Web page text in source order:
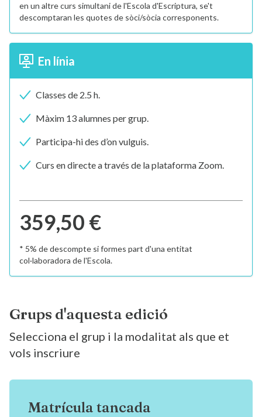
en un altre curs simultani de l'Escola d'Escriptura, se't
descomptaran les quotes de sòci/sòcia corresponents.
En línia
Classes de 2.5 h.
Màxim 13 alumnes per grup.
Participa-hi des d’on vulguis.
Curs en directe a través de la plataforma Zoom.
359,50 €
* 5% de descompte si formes part d'una entitat
col·laboradora de l'Escola.
Grups d'aquesta edició
Selecciona el grup i la modalitat als que et
vols inscriure
Matrícula tancada